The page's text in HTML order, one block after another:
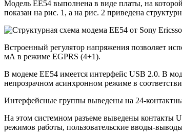
Модель EE54 выполнена в виде платы, на
показан на рис. 1, а на рис. 2 приведена
Встроенный регулятор напряжения позволяет
мА в режиме EGPRS (4+1).
В модеме EE54 имеется интерфейс USB 2.0. В
непрозрачном асинхронном режиме в
Интерфейсные группы выведены на 24-
На этом системном разъеме выведены контакты
режимов работы, пользовательские вводы-